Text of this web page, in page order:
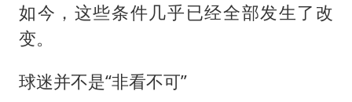
如今，这些条件几乎已经全部发生了改
变。
球迷并不是“非看不可”